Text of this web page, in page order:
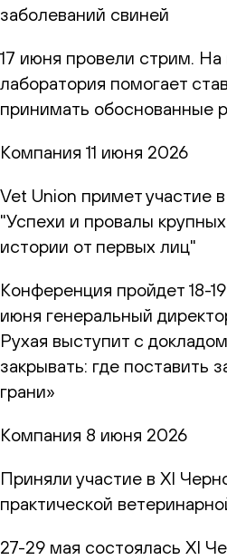
заболеваний свиней
17 июня провели стрим. На
лаборатория помогает
принимать обоснованные
Компания 11 июня 2026
Vet Union примет участие
"Успехи и провалы
истории от первых лиц"
Конференция пройдет 18-
июня генеральный
Рухая выступит с
закрывать: где поставить
грани»
Компания 8 июня 2026
Приняли участие в XI
практической
27-29 мая состоялась XI